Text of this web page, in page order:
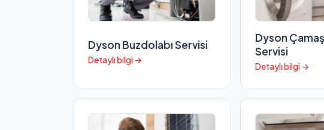
Dyson Buzdolabı Servisi
Detaylı bilgi →
Dyson
Servisi
Detaylı bilgi →